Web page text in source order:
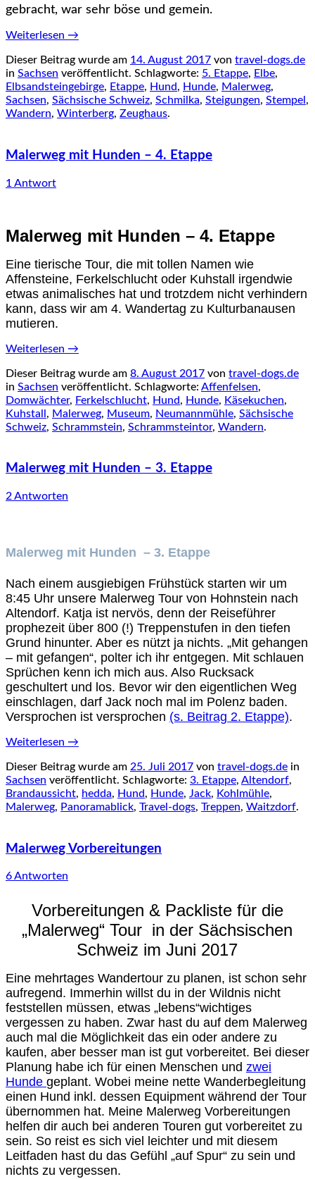
gebracht, war sehr böse und gemein.
Weiterlesen →
Dieser Beitrag wurde am 14. August 2017 von travel-dogs.de
in Sachsen veröffentlicht. Schlagworte: 5. Etappe, Elbe,
Elbsandsteingebirge, Etappe, Hund, Hunde, Malerweg,
Sachsen, Sächsische Schweiz, Schmilka, Steigungen, Stempel ,
Wandern, Winterberg, Zeughaus.
Malerweg mit Hunden – 4. Etappe
1 Antwort
Malerweg mit Hunden – 4. Etappe
Eine tierische Tour, die mit tollen Namen wie
Affensteine, Ferkelschlucht oder Kuhstall irgendwie
etwas animalisches hat und trotzdem nicht verhindern
kann, dass wir am 4. Wandertag zu Kulturbanausen
mutieren.
Weiterlesen →
Dieser Beitrag wurde am 8. August 2017 von travel-dogs.de
in Sachsen veröffentlicht. Schlagworte: Affenfelsen,
Domwächter, Ferkelschlucht, Hund, Hunde, Käsekuchen,
Kuhstall, Malerweg, Museum, Neumannmühle, Sächsische
Schweiz, Schrammstein, Schrammsteintor, Wandern.
Malerweg mit Hunden – 3. Etappe
2 Antworten
Malerweg mit Hunden – 3. Etappe
Nach einem ausgiebigen Frühstück starten wir um
8:45 Uhr unsere Malerweg Tour von Hohnstein nach
Altendorf. Katja ist nervös, denn der Reiseführer
prophezeit über 800 (!) Treppenstufen in den tiefen
Grund hinunter. Aber es nützt ja nichts. „Mit gehangen
– mit gefangen“, polter ich ihr entgegen. Mit schlauen
Sprüchen kenn ich mich aus. Also Rucksack
geschultert und los. Bevor wir den eigentlichen Weg
einschlagen, darf Jack noch mal im Polenz baden.
Versprochen ist versprochen (s. Beitrag 2. Etappe).
Weiterlesen →
Dieser Beitrag wurde am 25. Juli 2017 von travel-dogs.de in
Sachsen veröffentlicht. Schlagworte: 3. Etappe, Altendorf,
Brandaussicht, hedda, Hund, Hunde, Jack, Kohlmühle,
Malerweg, Panoramablick, Travel-dogs, Treppen, Waitzdorf.
Malerweg Vorbereitungen
6 Antworten
Vorbereitungen & Packliste für die
„Malerweg“ Tour in der Sächsischen
Schweiz im Juni 2017
Eine mehrtages Wandertour zu planen, ist schon sehr
aufregend. Immerhin willst du in der Wildnis nicht
feststellen müssen, etwas „lebens“wichtiges
vergessen zu haben. Zwar hast du auf dem Malerweg
auch mal die Möglichkeit das ein oder andere zu
kaufen, aber besser man ist gut vorbereitet. Bei dieser
Planung habe ich für einen Menschen und zwei
Hunde geplant. Wobei meine nette Wanderbegleitung
einen Hund inkl. dessen Equipment während der Tour
übernommen hat. Meine Malerweg Vorbereitungen
helfen dir auch bei anderen Touren gut vorbereitet zu
sein. So reist es sich viel leichter und mit diesem
Leitfaden hast du das Gefühl „auf Spur“ zu sein und
nichts zu vergessen.